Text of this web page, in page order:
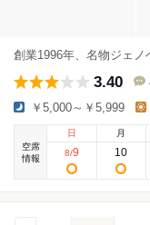
創業1996年、名物ジェ
3.40
￥5,000～￥5,999
空席
情報
日
8/9
月
10